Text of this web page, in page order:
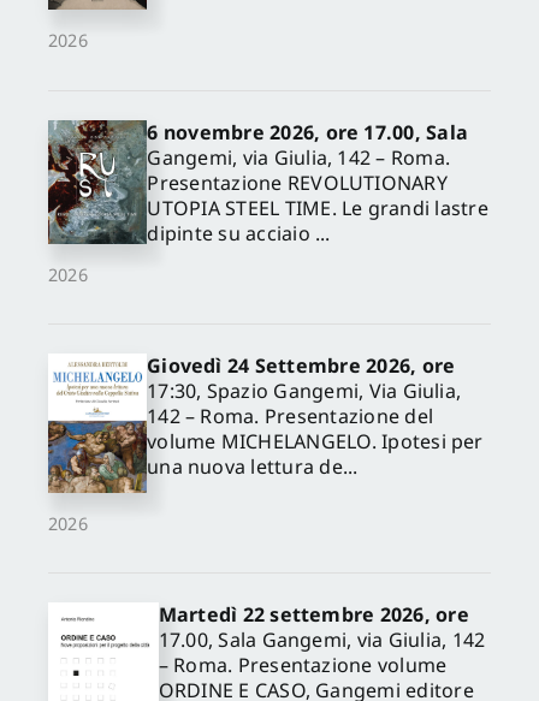
2026
2026
6 novembre 2026, ore 17.00, Sala
Gangemi, via Giulia, 142 – Roma.
Presentazione REVOLUTIONARY
UTOPIA STEEL TIME. Le grandi lastre
dipinte su acciaio ...
2026
Giovedì 24 Settembre 2026, ore
17:30, Spazio Gangemi, Via Giulia,
142 – Roma. Presentazione del
volume MICHELANGELO. Ipotesi per
una nuova lettura de...
Martedì 22 settembre 2026, ore
17.00, Sala Gangemi, via Giulia, 142
– Roma. Presentazione volume
ORDINE E CASO, Gangemi editore